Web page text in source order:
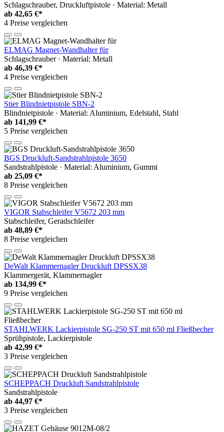
Schlagschrauber, Druckluftpistole · Material: Metall
ab 42,65 €*
4 Preise vergleichen
ELMAG Magnet-Wandhalter für
Schlagschrauber · Material: Metall
ab 46,39 €*
4 Preise vergleichen
Stier Blindnietpistole SBN-2
Blindnietpistole · Material: Aluminium, Edelstahl, Stahl
ab 141,99 €*
5 Preise vergleichen
BGS Druckluft-Sandstrahlpistole 3650
Sandstrahlpistole · Material: Aluminium, Gummi
ab 25,09 €*
8 Preise vergleichen
VIGOR Stabschleifer V5672 203 mm
Stabschleifer, Geradschleifer
ab 48,89 €*
8 Preise vergleichen
DeWalt Klammernagler Druckluft DPSSX38
Klammergerät, Klammernagler
ab 134,99 €*
9 Preise vergleichen
STAHLWERK Lackierpistole SG-250 ST mit 650 ml Fließbecher
Sprühpistole, Lackierpistole
ab 42,99 €*
3 Preise vergleichen
SCHEPPACH Druckluft Sandstrahlpistole
Sandstrahlpistole
ab 44,97 €*
3 Preise vergleichen